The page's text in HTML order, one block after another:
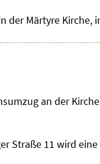
der Märtyre Kirche,
an der
Straße 11 wird